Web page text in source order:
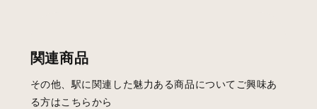
関連商品
その他、駅に関連した魅力ある商品についてご興味あ
る方はこちらから